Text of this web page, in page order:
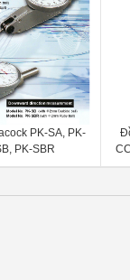
PK-SA, PK-
PK-SBR